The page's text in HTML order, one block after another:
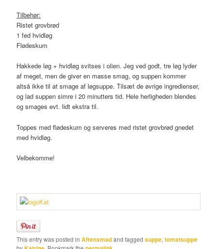
Tilbehør:
Ristet grovbrød
1 fed hvidløg
Flødeskum
Hakkede løg + hvidløg svitses i olien. Jeg ved godt, tre løg lyder
af meget, men de giver en masse smag, og suppen kommer
altså ikke til at smage af løgsuppe. Tilsæt de øvrige ingredienser,
og lad suppen simre i 20 minutters tid. Hele herligheden blendes
og smages evt. lidt ekstra til.
Toppes med flødeskum og serveres med ristet grovbrød gnedet
med hvidløg.
Velbekomme!
This entry was posted inAftensmadand taggedsuppe,tomatsuppe